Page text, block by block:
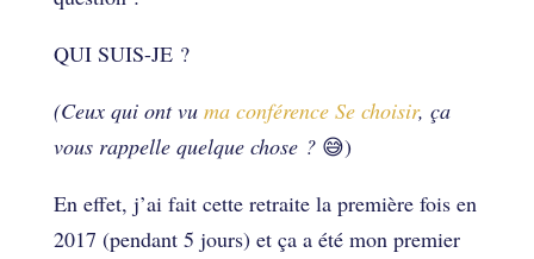
QUI SUIS-JE ?
(Ceux qui ont vu ma conférence Se choisir, ça
vous rappelle quelque chose ?😅)
En effet, j’ai fait cette retraite la première fois en
2017 (pendant 5 jours) et ça a été mon premier